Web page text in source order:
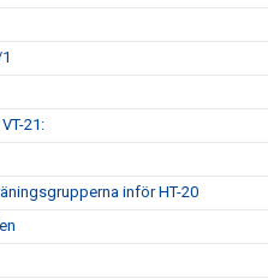
21:
inför HT-20